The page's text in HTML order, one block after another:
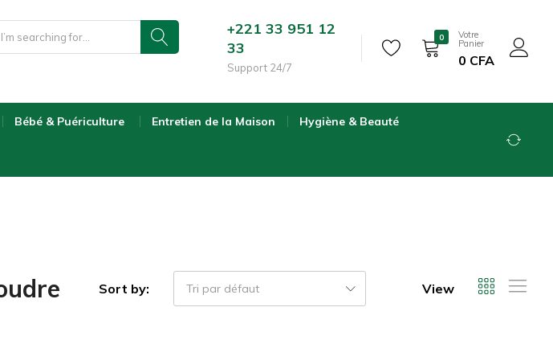
+221 33 951 12
33
Support 24/7
0 Votre
Panier
0 CFA
Bébé & Puériculture Entretien de la Maison Hygiène & Beauté
Sort by: Tri par défaut View